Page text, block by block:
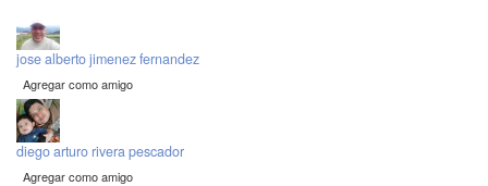
jose alberto jimenez fernandez
Agregar como amigo
diego arturo rivera pescador
Agregar como amigo